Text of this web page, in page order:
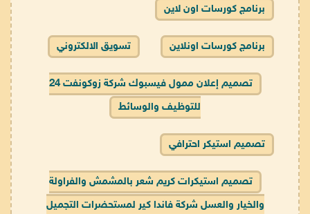
برنامج كورسات اون لاين
برنامج كورسات اونلاين تسويق الالكتروني
تصميم إعلان ممول فيسبوك شركة زوكونفت 24
للتوظيف والوسائط
تصميم استيكر احترافي
تصميم استيكرات كريم شعر بالمشمش والفراولة
والخيار والعسل شركة فاندا كير لمستحضرات التجميل